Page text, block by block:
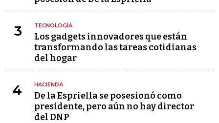
3 TECNOLOGÍA
Los gadgets innovadores que están
transformando las tareas cotidianas
del hogar
4 HACIENDA
De la Espriella se posesionó como
presidente, pero aún no hay director
del DNP